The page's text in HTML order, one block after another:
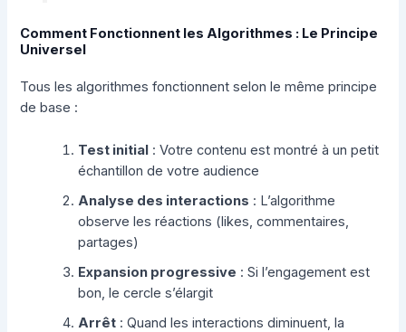
Comment Fonctionnent les Algorithmes : Le Principe
Universel
Tous les algorithmes fonctionnent selon le même principe
de base :
Test initial : Votre contenu est montré à un petit
échantillon de votre audience
Analyse des interactions : L’algorithme
observe les réactions (likes, commentaires,
partages)
Expansion progressive : Si l’engagement est
bon, le cercle s’élargit
Arrêt : Quand les interactions diminuent, la